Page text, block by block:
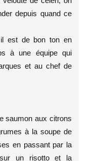
depuis quand ce
est de bon ton en
à une équipe qui
et au chef de
saumon aux citrons
à la soupe de
en passant par la
sur un risotto et la